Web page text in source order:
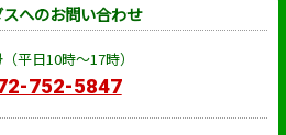
スへのお問い合わせ
（平日10時～17時）
752-5847